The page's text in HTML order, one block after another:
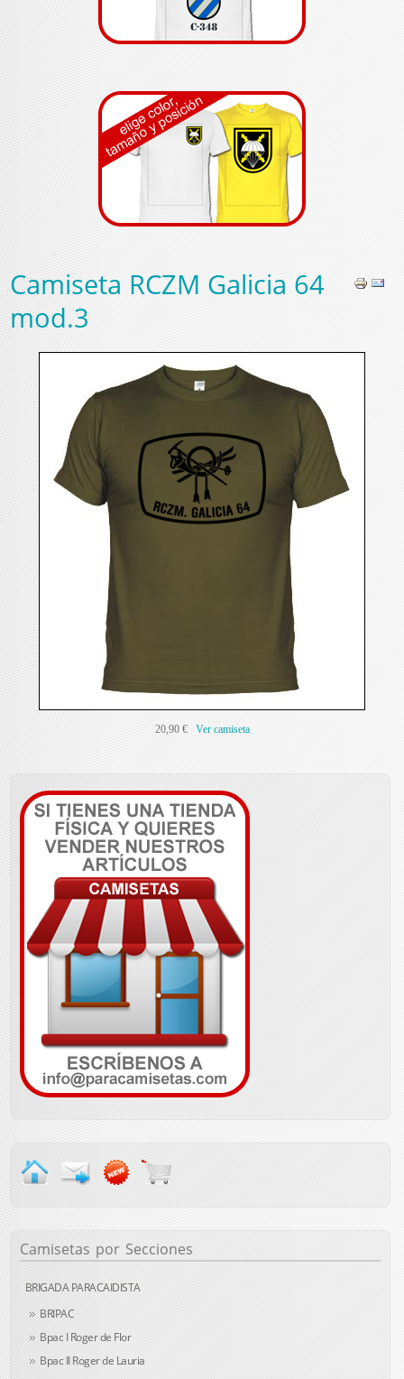
Camiseta RCZM Galicia 64
mod.3
20,90 € Ver camiseta
Camisetas por Secciones
BRIGADA PARACAIDISTA
BRIPAC
Bpac I Roger de Flor
Bpac II Roger de Lauria